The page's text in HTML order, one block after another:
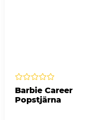
Barbie Career
Popstjärna